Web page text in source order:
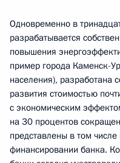
Одновременно в
разрабатывается
повышения
пример города Каменск-
населения), разработана
развития стоимостью
с экономическим
на 30 процентов
представлены в том
финансировании банка.